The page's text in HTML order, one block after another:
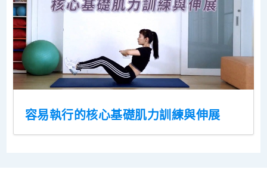
容易執行的核心基礎肌力訓練與伸展